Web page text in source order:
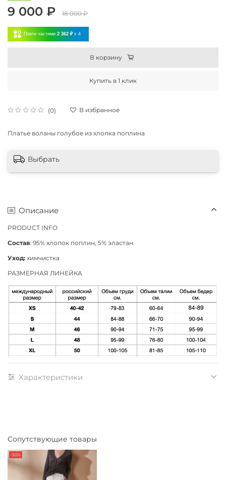
(0) В избранное
9 000 ₽ 18 000 ₽
Плати частями 2 362 ₽ x 4
В корзину
Купить в 1 клик
Платье воланы голубое из хлопка поплина
Выбрать
Описание
PRODUCT INFO
Состав: 95% хлопок поплин, 5% эластан
Уход: химчистка
РАЗМЕРНАЯ ЛИНЕЙКА
Характеристики
Сопутствующие товары
-50%